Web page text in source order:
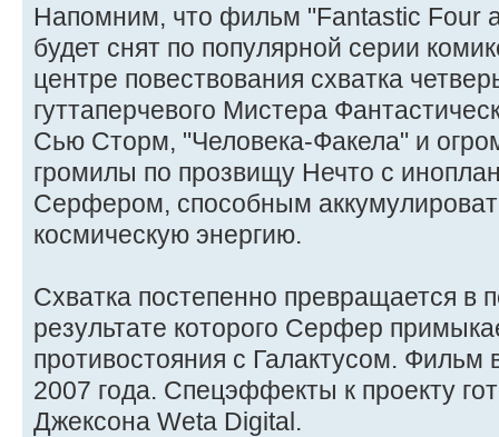
Напомним, что фильм "Fantastic Four
будет снят по популярной серии
центре повествования схватка
гуттаперчевого Мистера
Сью Сторм, "Человека-Факела" и
громилы по прозвищу Нечто с
Серфером, способным
космическую энергию.
Схватка постепенно превращается в
результате которого Серфер
противостояния с Галактусом.
2007 года. Спецэффекты к проекту
Джексона Weta Digital.